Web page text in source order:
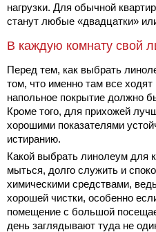
нагрузки. Для обычной
станут любые «двадцатки»
В каждую комнату свой
Перед тем, как выбрать
том, что именно там все
напольное покрытие должно
Кроме того, для прихожей
хорошими показателями
истиранию.
Какой выбрать линолеум для
мыться, долго служить и
химическими средствами,
хорошей чистки, особенно
помещение с большой
день заглядывают туда не